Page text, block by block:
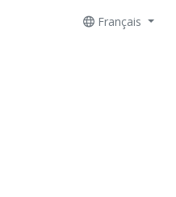
Français